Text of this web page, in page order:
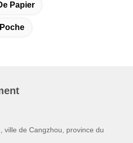
Papier
ville de Cangzhou, province du